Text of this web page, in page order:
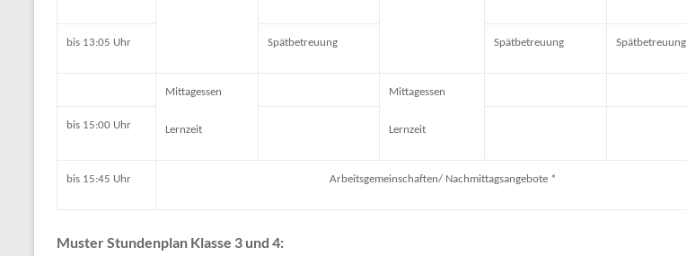
bis 13:05 Uhr Spätbetreuung Spätbetreuung Spätbetreuung
Mittagessen
Lernzeit
Mittagessen
Lernzeit
bis 15:00 Uhr
bis 15:45 Uhr Arbeitsgemeinschaften/ Nachmittagsangebote *
Muster Stundenplan Klasse 3 und 4: